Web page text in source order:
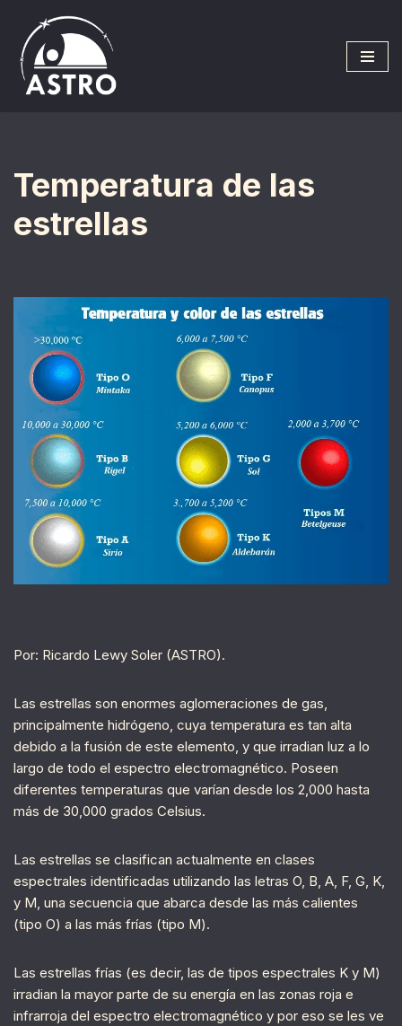
Saltar
al
contenido
Temperatura de las
estrellas
Por: Ricardo Lewy Soler (ASTRO).
Las estrellas son enormes aglomeraciones de gas,
principalmente hidrógeno, cuya temperatura es tan alta
debido a la fusión de este elemento, y que irradian luz a lo
largo de todo el espectro electromagnético. Poseen
diferentes temperaturas que varían desde los 2,000 hasta
más de 30,000 grados Celsius.
Las estrellas se clasifican actualmente en clases
espectrales identificadas utilizando las letras O, B, A, F, G, K,
y M, una secuencia que abarca desde las más calientes
(tipo O) a las más frías (tipo M).
Las estrellas frías (es decir, las de tipos espectrales K y M)
irradian la mayor parte de su energía en las zonas roja e
infrarroja del espectro electromagnético y por eso se les ve